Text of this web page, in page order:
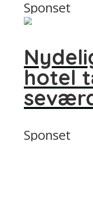
Sponset
hotel
Sponset